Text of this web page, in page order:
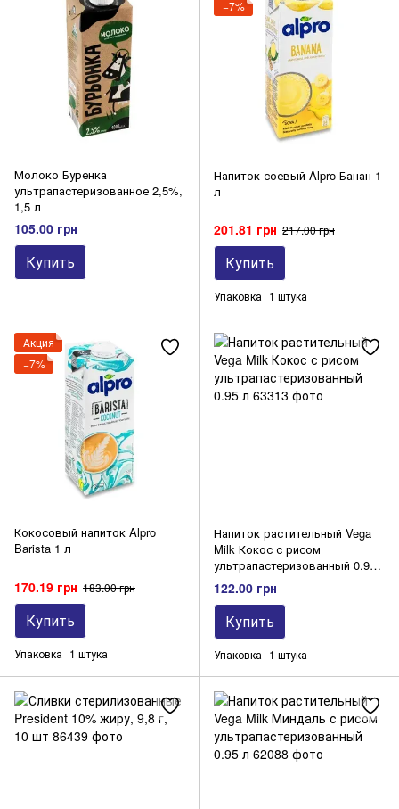
Молоко Буренка
ультрапастеризованное 2,5%,
1,5 л
105.00 грн
Купить
−7%
Напиток соевый Alpro Банан 1
л
201.81 грн 217.00 грн
Купить
Упаковка 1 штука
Акция
−7%
Кокосовый напиток Alpro
Barista 1 л
170.19 грн 183.00 грн
Купить
Упаковка 1 штука
Напиток растительный Vega
Milk Кокос с рисом
ультрапастеризованный 0.95
л
122.00 грн
Купить
Упаковка 1 штука